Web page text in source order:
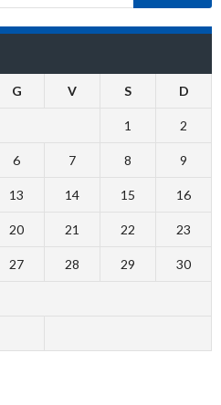
G V S D
1 2
6 7 8 9
13 14 15 16
20 21 22 23
27 28 29 30